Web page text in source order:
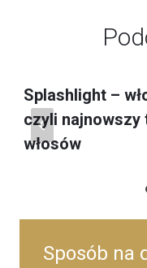
Splashlight –
czyli najnowszy
włosów
Sposób na